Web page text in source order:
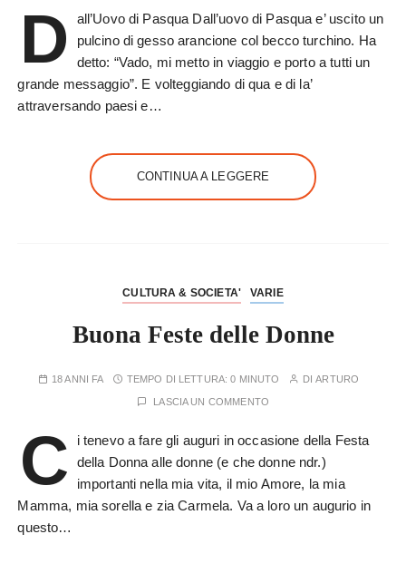
D
all’Uovo di Pasqua Dall’uovo di Pasqua e’ uscito un
pulcino di gesso arancione col becco turchino. Ha
detto: “Vado, mi metto in viaggio e porto a tutti un
grande messaggio”. E volteggiando di qua e di la’
attraversando paesi e…
CONTINUA A LEGGERE
CULTURA & SOCIETA' VARIE
Buona Feste delle Donne
18 ANNI FA TEMPO DI LETTURA:0 MINUTO DIARTURO
LASCIA UN COMMENTO
C
i tenevo a fare gli auguri in occasione della Festa
della Donna alle donne (e che donne ndr.)
importanti nella mia vita, il mio Amore, la mia
Mamma, mia sorella e zia Carmela. Va a loro un augurio in
questo…